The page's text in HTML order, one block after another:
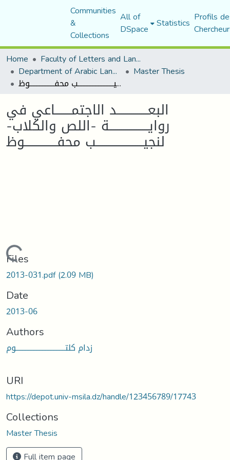
Communities
&
Collections
All of
DSpace Statistics Profils
Home
Faculty of Letters and Languages
Department of Arabic Language and Literature Master Thesis
البعـــــــــــــــد الاجتمــــــــاعي في روايـــــــــــــــــــة -اللص والكلاب- لنجيـــــــــــــــــــــــب محفــــــــــــــــوظ
البعـــــــــــــــد الاجتمــــــــاعي في
روايـــــــــــــــــــة -اللص والكلاب-
لنجيـــــــــــــــــــــــب محفــــــــــــــــوظ
Loading...
Files
2013-031.pdf(2.09 MB)
Date
2013-06
Authors
زدام كلتــــــــــــــــــــــــــــــــوم
URI
https://depot.univ-msila.dz/handle/123456789/17743
Collections
Master Thesis
Full item page